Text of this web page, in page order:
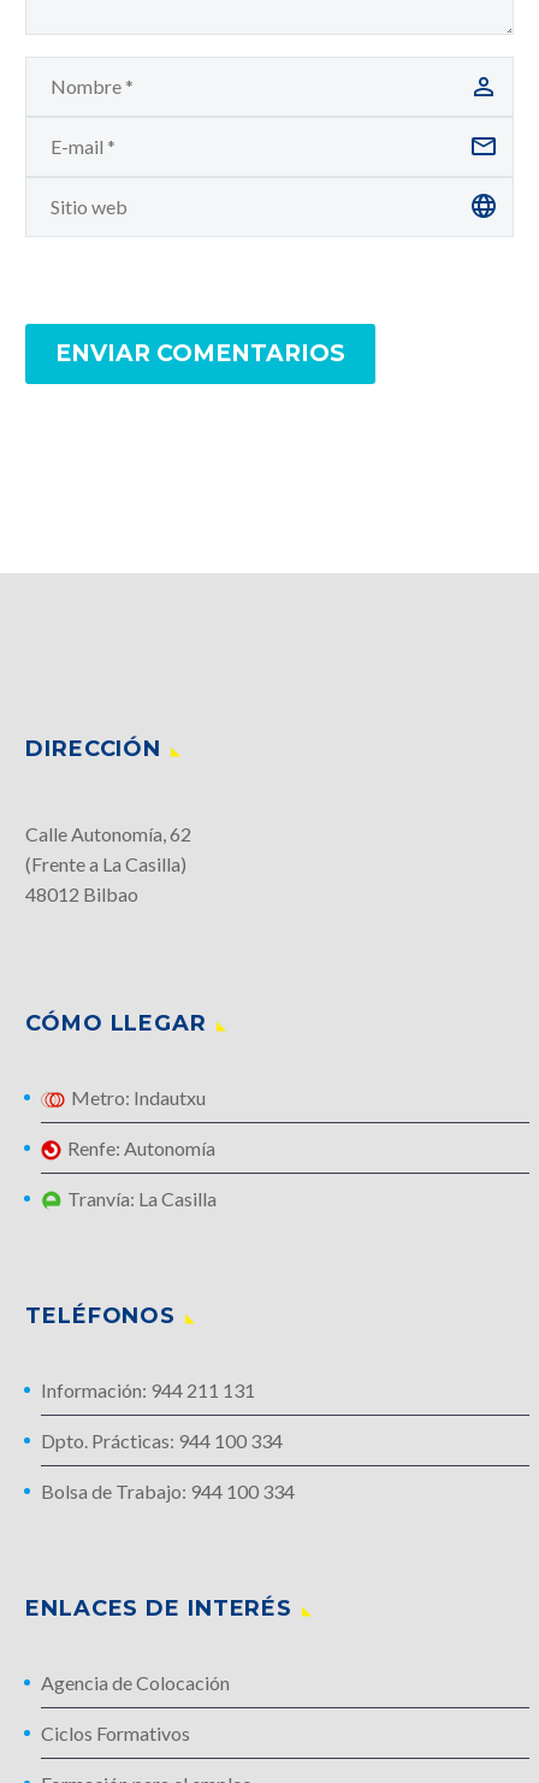
ENVIAR COMENTARIOS
DIRECCIÓN
Calle Autonomía, 62
(Frente a La Casilla)
48012 Bilbao
CÓMO LLEGAR
Metro: Indautxu
Renfe: Autonomía
Tranvía: La Casilla
TELÉFONOS
Información: 944 211 131
Dpto. Prácticas: 944 100 334
Bolsa de Trabajo: 944 100 334
ENLACES DE INTERÉS
Agencia de Colocación
Ciclos Formativos